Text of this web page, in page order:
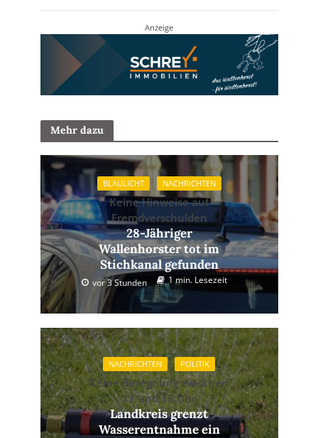
Anzeige
Mehr dazu
BLAULICHT NACHRICHTEN
Keine Hinweise auf
Fremdverschulden
28-Jähriger
Wallenhorster tot im
Stichkanal gefunden
vor 3 Stunden 1 min. Lesezeit
NACHRICHTEN POLITIK
Keine Beregnung zwischen
12 und 18 Uhr
Landkreis grenzt
Wasserentnahme ein